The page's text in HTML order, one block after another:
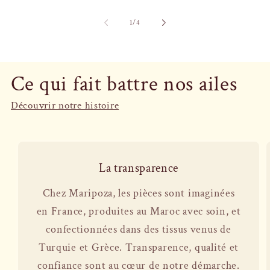
1/de
4
Ce qui fait battre nos ailes
Découvrir notre histoire
La transparence
Chez Maripoza, les pièces sont imaginées
en France, produites au Maroc avec soin, et
confectionnées dans des tissus venus de
Turquie et Grèce. Transparence, qualité et
confiance sont au cœur de notre démarche.